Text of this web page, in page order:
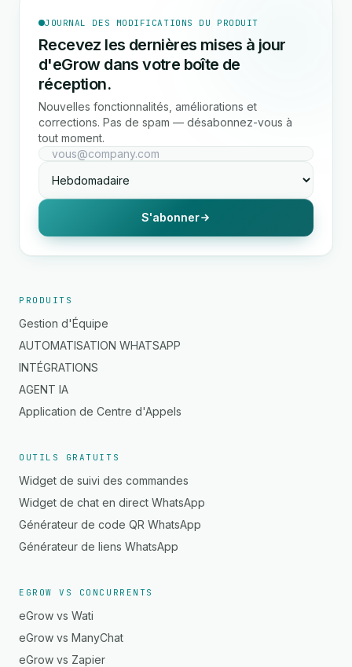
JOURNAL DES MODIFICATIONS DU PRODUIT
Recevez les dernières mises à jour
d'eGrow dans votre boîte de
réception.
Nouvelles fonctionnalités, améliorations et
corrections. Pas de spam — désabonnez-vous à
tout moment.
S'abonner
PRODUITS
Gestion d'Équipe
AUTOMATISATION WHATSAPP
INTÉGRATIONS
AGENT IA
Application de Centre d'Appels
OUTILS GRATUITS
Widget de suivi des commandes
Widget de chat en direct WhatsApp
Générateur de code QR WhatsApp
Générateur de liens WhatsApp
EGROW VS CONCURRENTS
eGrow vs Wati
eGrow vs ManyChat
eGrow vs Zapier